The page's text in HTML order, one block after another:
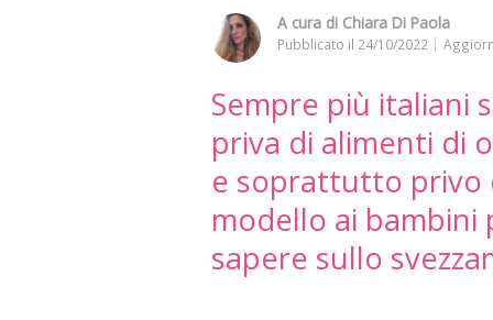
A cura di Chiara Di Paola
Pubblicato il 24/10/2022
Sempre più italiani
priva di alimenti di
e soprattutto privo
modello ai bambini
sapere sullo